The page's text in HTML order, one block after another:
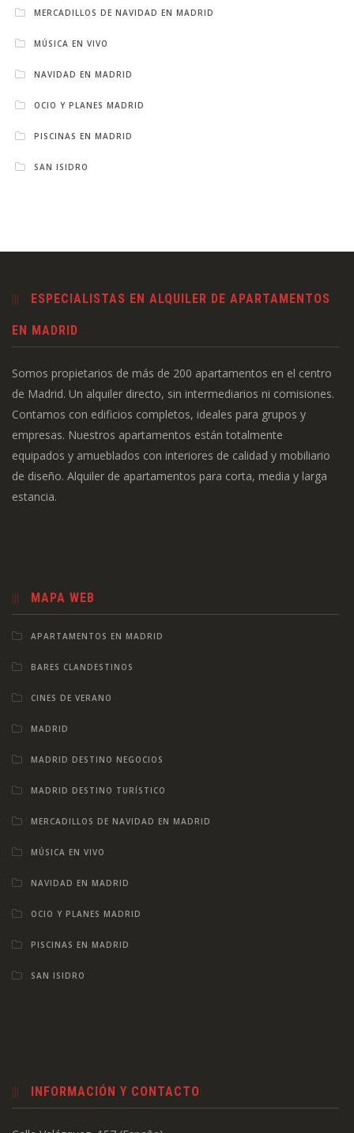
MERCADILLOS DE NAVIDAD EN MADRID
MÚSICA EN VIVO
NAVIDAD EN MADRID
OCIO Y PLANES MADRID
PISCINAS EN MADRID
SAN ISIDRO
ESPECIALISTAS EN ALQUILER DE APARTAMENTOS
EN MADRID
Somos propietarios de más de 200 apartamentos en el centro
de Madrid. Un alquiler directo, sin intermediarios ni comisiones.
Contamos con edificios completos, ideales para grupos y
empresas. Nuestros apartamentos están totalmente
equipados y amueblados con interiores de calidad y mobiliario
de diseño. Alquiler de apartamentos para corta, media y larga
estancia.
MAPA WEB
APARTAMENTOS EN MADRID
BARES CLANDESTINOS
CINES DE VERANO
MADRID
MADRID DESTINO NEGOCIOS
MADRID DESTINO TURÍSTICO
MERCADILLOS DE NAVIDAD EN MADRID
MÚSICA EN VIVO
NAVIDAD EN MADRID
OCIO Y PLANES MADRID
PISCINAS EN MADRID
SAN ISIDRO
INFORMACIÓN Y CONTACTO